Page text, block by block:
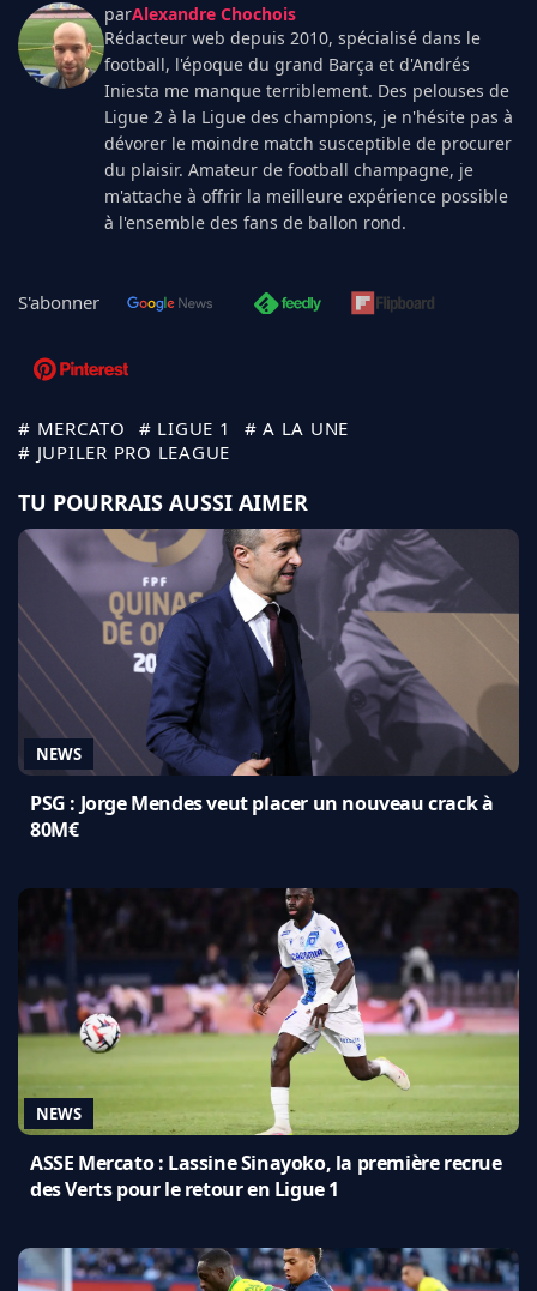
parAlexandre Chochois
Rédacteur web depuis 2010, spécialisé dans le
football, l'époque du grand Barça et d'Andrés
Iniesta me manque terriblement. Des pelouses de
Ligue 2 à la Ligue des champions, je n'hésite pas à
dévorer le moindre match susceptible de procurer
du plaisir. Amateur de football champagne, je
m'attache à offrir la meilleure expérience possible
à l'ensemble des fans de ballon rond.
S'abonner
# MERCATO # LIGUE 1
# A LA UNE
# JUPILER PRO LEAGUE
TU POURRAIS AUSSI AIMER
NEWS
PSG : Jorge Mendes veut placer un nouveau crack à
80M€
NEWS
ASSE Mercato : Lassine Sinayoko, la première recrue
des Verts pour le retour en Ligue 1